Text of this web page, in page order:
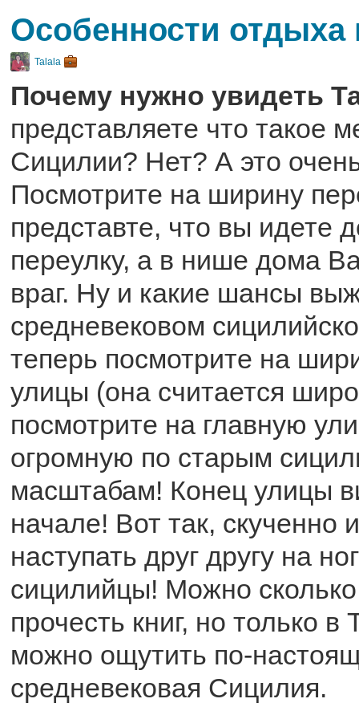
Особенности отдыха
Talala
Почему нужно увидеть
представляете что такое
Сицилии? Нет? А это
Посмотрите на ширину
представте, что вы идете
переулку, а в нише дома
враг. Ну и какие шансы
средневековом
теперь посмотрите на
улицы (она считается
посмотрите на главную
огромную по старым
масштабам! Конец улицы
начале! Вот так, скученно
наступать друг другу на
сицилийцы! Можно сколько
прочесть книг, но только в
можно ощутить по-
средневековая Сицилия.